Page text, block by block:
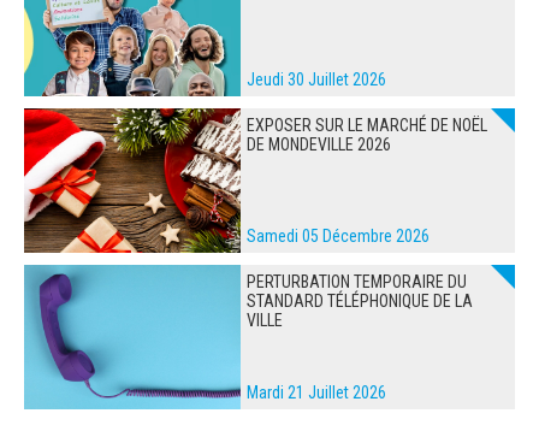
Jeudi 30 Juillet 2026
EXPOSER SUR LE MARCHÉ DE NOËL
DE MONDEVILLE 2026
Samedi 05 Décembre 2026
PERTURBATION TEMPORAIRE DU
STANDARD TÉLÉPHONIQUE DE LA
VILLE
Mardi 21 Juillet 2026